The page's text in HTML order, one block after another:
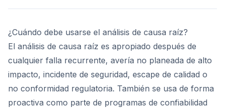
¿Cuándo debe usarse el análisis de causa raíz?
El análisis de causa raíz es apropiado después de
cualquier falla recurrente, avería no planeada de alto
impacto, incidente de seguridad, escape de calidad o
no conformidad regulatoria. También se usa de forma
proactiva como parte de programas de confiabilidad